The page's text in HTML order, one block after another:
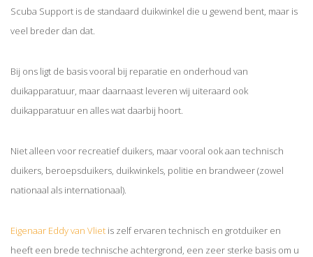
Scuba Support is de standaard duikwinkel die u gewend bent, maar is
veel breder dan dat.
Bij ons ligt de basis vooral bij reparatie en onderhoud van
duikapparatuur, maar daarnaast leveren wij uiteraard ook
duikapparatuur en alles wat daarbij hoort.
Niet alleen voor recreatief duikers, maar vooral ook aan technisch
duikers, beroepsduikers, duikwinkels, politie en brandweer (zowel
nationaal als internationaal).
Eigenaar Eddy van Vliet is zelf ervaren technisch en grotduiker en
heeft een brede technische achtergrond, een zeer sterke basis om u